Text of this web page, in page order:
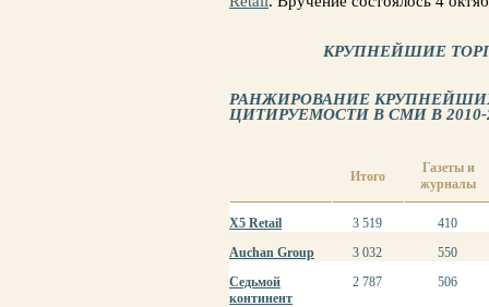
КРУПНЕЙШИЕ
РАНЖИРОВАНИЕ
ЦИТИРУЕМОСТИ В СМИ В 2010-
Итого
Газеты и
журналы
X5 Retail 3 519
410
Auchan Group
3 032
550
Седьмой
континент
2 787 506